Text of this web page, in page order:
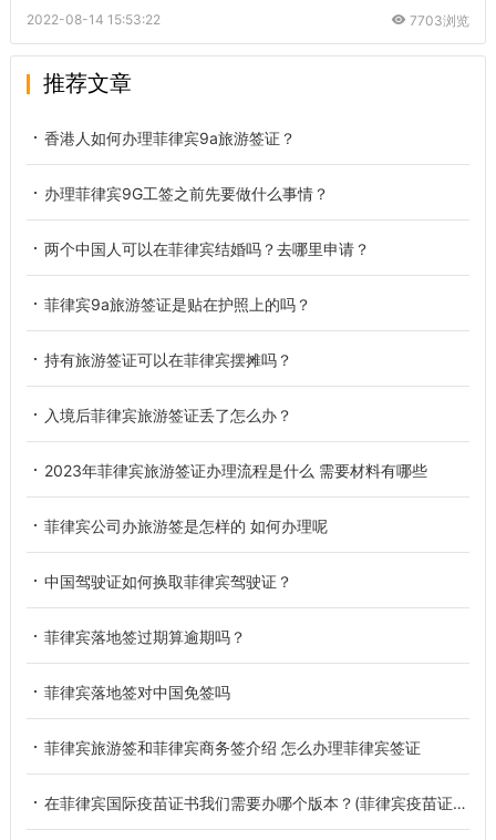
2022-08-14 15:53:22 7703浏览
推荐文章
香港人如何办理菲律宾9a旅游签证？
办理菲律宾9G工签之前先要做什么事情？
两个中国人可以在菲律宾结婚吗？去哪里申请？
菲律宾9a旅游签证是贴在护照上的吗？
持有旅游签证可以在菲律宾摆摊吗？
入境后菲律宾旅游签证丢了怎么办？
2023年菲律宾旅游签证办理流程是什么 需要材料有哪些
菲律宾公司办旅游签是怎样的 如何办理呢
中国驾驶证如何换取菲律宾驾驶证？
菲律宾落地签过期算逾期吗？
菲律宾落地签对中国免签吗
菲律宾旅游签和菲律宾商务签介绍 怎么办理菲律宾签证
在菲律宾国际疫苗证书我们需要办哪个版本？(菲律宾疫苗证书)